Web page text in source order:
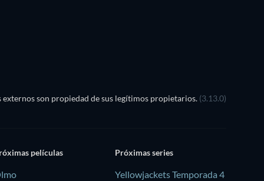
son propiedad de sus legítimos propietarios. (3.13.0)
películas Próximas series
Yellowjackets Temporada 4